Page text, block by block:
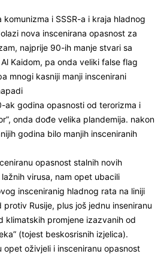
komunizma i SSSR-a i kraja hladnog
nova inscenirana opasnost za
najprije 90-ih manje stvari sa
Kaidom, pa onda veliki false flag
mnogi kasniji manji inscenirani
ak godina opasnosti od terorizma i
onda dođe velika plandemija. nakon
godina bilo manjih insceniranih
opasnost stalnih novih
virusa, nam opet ubacili
insceniranig hladnog rata na liniji
protiv Rusije, plus još jednu inseniranu
klimatskih promjene izazvanih od
(tojest beskosrisnih izjelica).
opet oživjeli i insceniranu opasnost